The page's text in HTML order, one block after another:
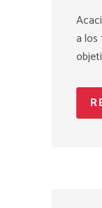
a los